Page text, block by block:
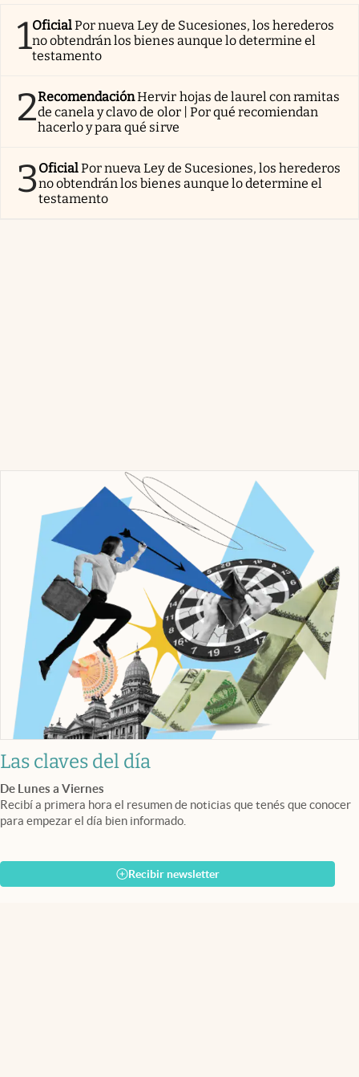
1OficialPor nueva Ley de Sucesiones, los herederos
no obtendrán los bienes aunque lo determine el
testamento
2RecomendaciónHervir hojas de laurel con ramitas
de canela y clavo de olor | Por qué recomiendan
hacerlo y para qué sirve
3OficialPor nueva Ley de Sucesiones, los herederos
no obtendrán los bienes aunque lo determine el
testamento
Las claves del día
De Lunes a Viernes
Recibí a primera hora el resumen de noticias que tenés que conocer
para empezar el día bien informado.
Recibir newsletter